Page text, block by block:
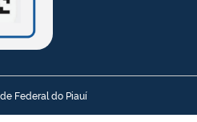
Federal do Piauí